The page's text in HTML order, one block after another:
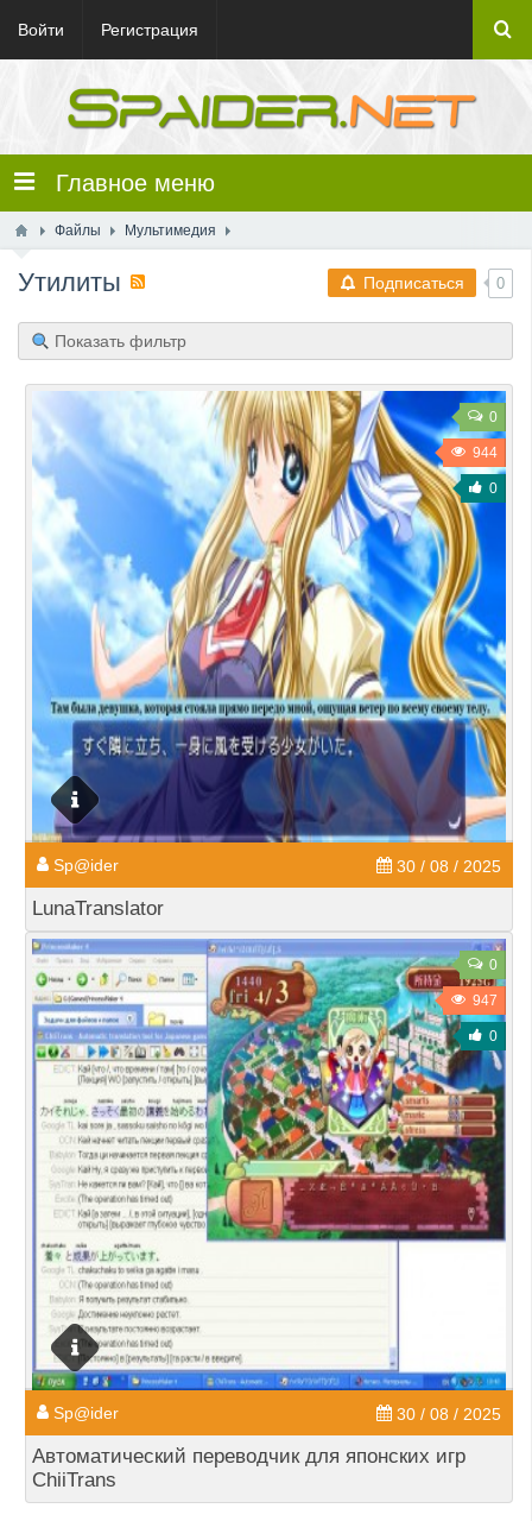
Войти Регистрация
Главное меню
Файлы Мультимедия
Подписаться 0
Утилиты
Показать фильтр
0
944
0
Sp@ider 30 / 08 / 2025
LunaTranslator
0
947
0
Sp@ider 30 / 08 / 2025
Автоматический переводчик для японских игр
ChiiTrans